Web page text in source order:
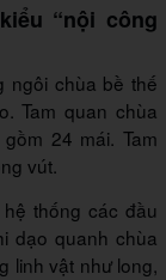
“nội công
ngôi chùa bề thế
Tam quan chùa
24 mái. Tam
vút.
thống các đầu
dạo quanh chùa
linh vật như long,